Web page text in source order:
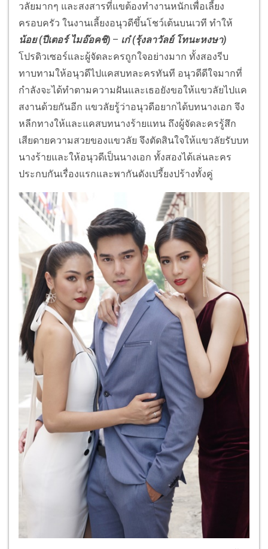
วลัยมากๆ และสงสารที่แขต้องทำงานหนักเพื่อเลี้ยง
ครอบครัว ในงานเลี้ยงอนุวดีขึ้นโชว์เต้นบนเวที ทำให้
น้อย(ปีเตอร์ ไมอ๊อคชิ) – เก๋ (รุ้งลาวัลย์ โทนะหงษา)
โปรดิวเซอร์และผู้จัดละครถูกใจอย่างมาก ทั้งสองรีบ
ทาบทามให้อนุวดีไปแคสบทละครทันที อนุวดีดีใจมากที่
กำลังจะได้ทำตามความฝันและเธอยังขอให้แขวลัยไปแค
สงานด้วยกันอีก แขวลัยรู้ว่าอนุวดีอยากได้บทนางเอก จึง
หลีกทางให้และแคสบทนางร้ายแทน ถึงผู้จัดละครรู้สึก
เสียดายความสวยของแขวลัย จึงตัดสินใจให้แขวลัยรับบท
นางร้ายและให้อนุวดีเป็นนางเอก ทั้งสองได้เล่นละคร
ประกบกันเรื่องแรกและพากันดังเปรี้ยงปร้างทั้งคู่